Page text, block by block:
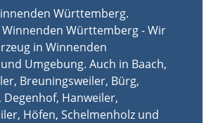
Württemberg.
Württemberg - Wir
in Winnenden
Umgebung. Auch in Baach,
Breuningsweiler, Bürg,
Hanweiler,
Höfen, Schelmenholz und